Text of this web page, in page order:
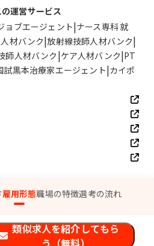
雇用形態職場の特徴選考の流れ
類似求人を紹介してもら
う（無料）
運営サービス
ョブエージェント ナース専科 就
材バンク 放射線技師人材バンク
師人材バンク ケア人材バンク PT
試黒本治療家エージェント カイポ